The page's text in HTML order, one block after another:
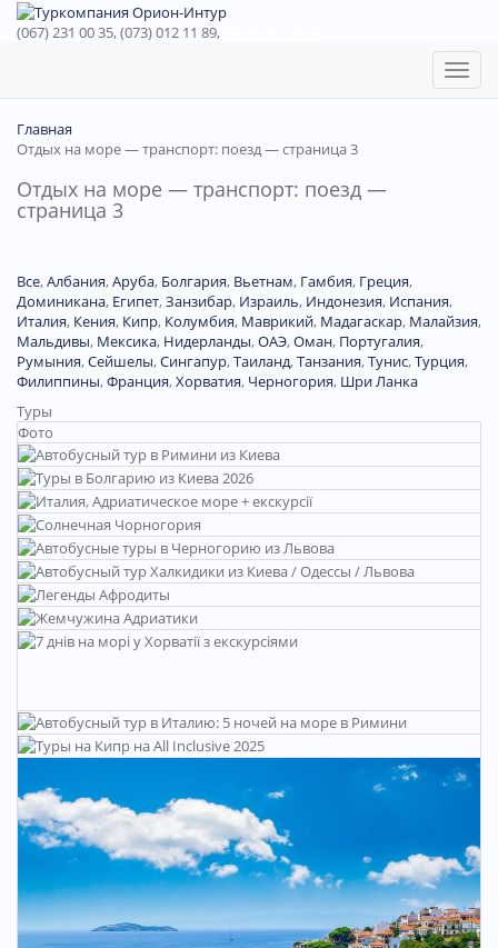
(067) 231 00 35, (073) 012 11 89,
Toggle
Главная
Отдых на море — транспорт: поезд — страница 3
Отдых на море — транспорт: поезд —
страница 3
Все,Албания,Аруба, Болгария, Вьетнам, Гамбия, Греция,
Доминиканa, Египет,Занзибар, Израиль, Индонезия, Испания,
Италия, Кения, Кипр, Колумбия, Маврикий, Мадагаскар, Малайзия,
Мальдивы, Мексика, Нидерланды,ОАЭ,Оман, Португалия,
Румыния,Сейшелы,Сингапур,Таиланд,Танзания,Тунис,Турция,
Филиппины,Франция,Хорватия, Черногория, Шри Ланка
Туры
Фото